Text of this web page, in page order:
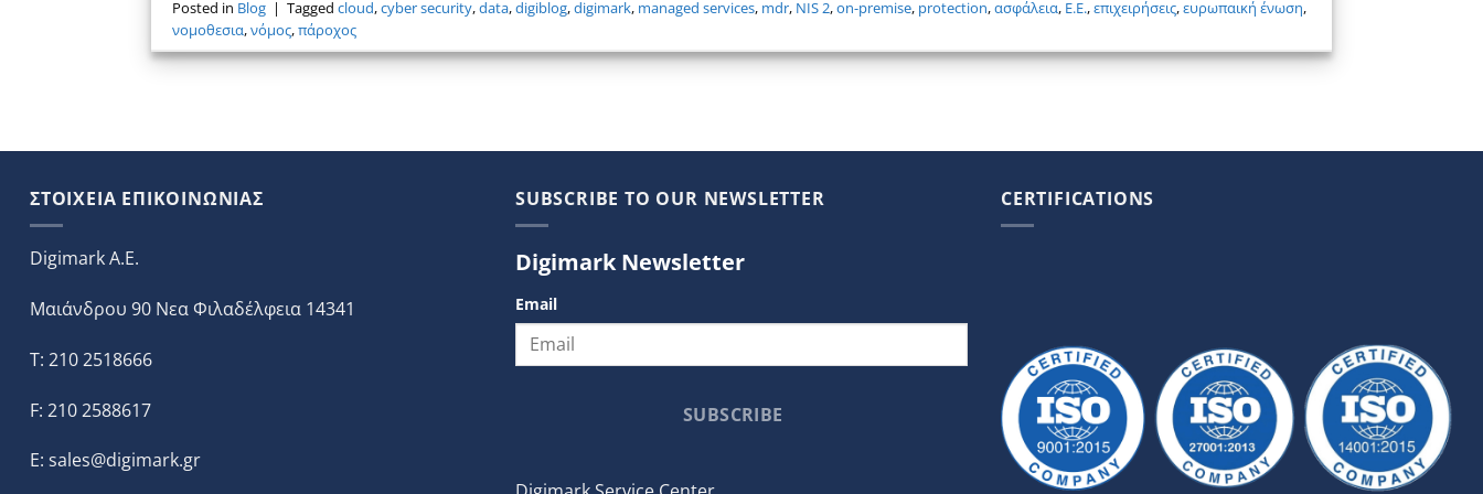
Posted in Blog | Taggedcloud,cyber security,data,digiblog,digimark, managed services, mdr, NIS 2,on-premise, protection,ασφάλεια, Ε.Ε.,επιχειρήσεις,ευρωπαική ένωση,
νομοθεσια,νόμος,πάροχος
ΣΤΟΙΧΕΙΑ ΕΠΙΚΟΙΝΩΝΙΑΣ
Digimark A.E.
Μαιάνδρου 90 Νεα Φιλαδέλφεια 14341
T: 210 2518666
F: 210 2588617
E: sales@digimark.gr
SUBSCRIBE TO OUR NEWSLETTER
Digimark Newsletter
Email
SUBSCRIBE
CERTIFICATIONS